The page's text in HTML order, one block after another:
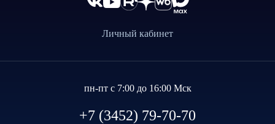
Личный кабинет
пн-пт с 7:00 до 16:00 Мск
+7 (3452) 79-70-70